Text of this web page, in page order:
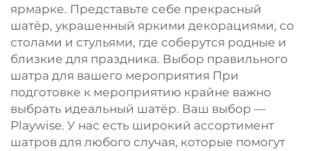
ярмарке. Представьте себе прекрасный
шатёр, украшенный яркими декорациями, со
столами и стульями, где соберутся родные и
близкие для праздника. Выбор правильного
шатра для вашего мероприятия При
подготовке к мероприятию крайне важно
выбрать идеальный шатёр. Ваш выбор —
Playwise. У нас есть широкий ассортимент
шатров для любого случая, которые помогут